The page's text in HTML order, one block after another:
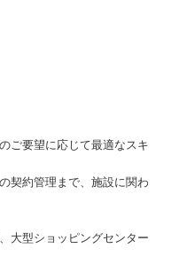
ご要望に応じて最適なスキ
契約管理まで、施設に関わ
大型ショッピングセンター